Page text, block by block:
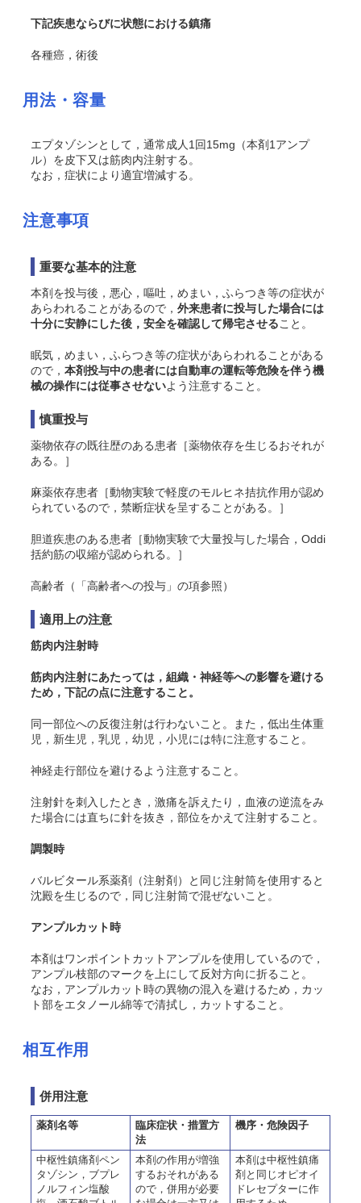
下記疾患ならびに状態における鎮痛
各種癌，術後
用法・容量
エプタゾシンとして，通常成人1回15mg（本剤1アンプ
ル）を皮下又は筋肉内注射する。
なお，症状により適宜増減する。
注意事項
重要な基本的注意
本剤を投与後，悪心，嘔吐，めまい，ふらつき等の症状が
あらわれることがあるので， 外来患者に投与した場合には
十分に安静にした後，安全を確認して帰宅させること。
眠気，めまい，ふらつき等の症状があらわれることがある
ので， 本剤投与中の患者には自動車の運転等危険を伴う機
械の操作には従事させないよう注意すること。
慎重投与
薬物依存の既往歴のある患者［薬物依存を生じるおそれが
ある。］
麻薬依存患者［動物実験で軽度のモルヒネ拮抗作用が認め
られているので，禁断症状を呈することがある。］
胆道疾患のある患者［動物実験で大量投与した場合，Oddi
括約筋の収縮が認められる。］
高齢者（「高齢者への投与」の項参照）
適用上の注意
筋肉内注射時
筋肉内注射にあたっては，組織・神経等への影響を避ける
ため，下記の点に注意すること。
同一部位への反復注射は行わないこと。また，低出生体重
児，新生児，乳児，幼児，小児には特に注意すること。
神経走行部位を避けるよう注意すること。
注射針を刺入したとき，激痛を訴えたり，血液の逆流をみ
た場合には直ちに針を抜き，部位をかえて注射すること。
調製時
バルビタール系薬剤（注射剤）と同じ注射筒を使用すると
沈殿を生じるので，同じ注射筒で混ぜないこと。
アンプルカット時
本剤はワンポイントカットアンプルを使用しているので，
アンプル枝部のマークを上にして反対方向に折ること。
なお，アンプルカット時の異物の混入を避けるため，カッ
ト部をエタノール綿等で清拭し，カットすること。
相互作用
併用注意
薬剤名等
臨床症状・措置方
法
機序・危険因子
中枢性鎮痛剤ペン
タゾシン，ブプレ
ノルフィン塩酸
本剤の作用が増強
するおそれがある
ので，併用が必要
本剤は中枢性鎮痛
剤と同じオピオイ
ドレセプターに作